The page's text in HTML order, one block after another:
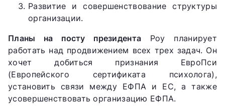
Развитие и совершенствование структуры
организации.
Планы на посту президента Роу планирует
работать над продвижением всех трех задач. Он
хочет добиться признания ЕвроПси
(Европейского сертификата психолога),
установить связи между ЕФПА и ЕС, а также
усовершенствовать организацию ЕФПА.